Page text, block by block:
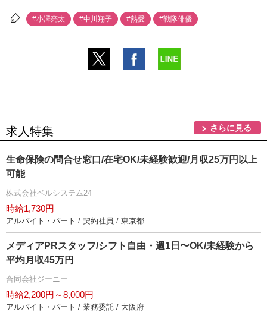
#小澤亮太 #中川翔子 #熱愛 #戦隊俳優
求人特集 さらに見る
生命保険の問合せ窓口/在宅OK/未経験歓迎/月収25万円以上
可能
株式会社ベルシステム24
時給1,730円
アルバイト・パート / 契約社員 / 東京都
メディアPRスタッフ/シフト自由・週1日〜OK/未経験から
平均月収45万円
合同会社ジーニー
時給2,200円～8,000円
アルバイト・パート / 業務委託 / 大阪府